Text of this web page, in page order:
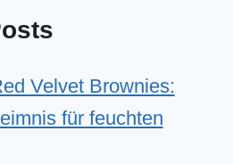
Velvet Brownies:
für feuchten